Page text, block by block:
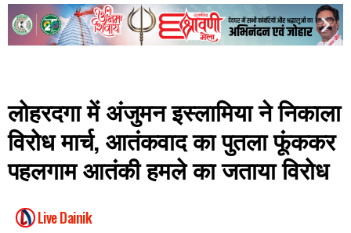
लोहरदगा में अंजुमन इस्लामिया ने निकाला
विरोध मार्च, आतंकवाद का पुतला फूंककर
पहलगाम आतंकी हमले का जताया विरोध
Live Dainik